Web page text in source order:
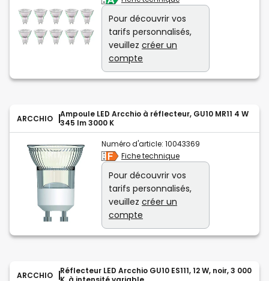
Pour découvrir vos
tarifs personnalisés,
veuillez créer un
compte
ARCCHIO
Ampoule LED Arcchio à réflecteur, GU10 MR11 4 W
345 lm 3000 K
Numéro d'article: 10043369
Fiche technique
Pour découvrir vos
tarifs personnalisés,
veuillez créer un
compte
ARCCHIO
Réflecteur LED Arcchio GU10 ES111, 12 W, noir, 3 000